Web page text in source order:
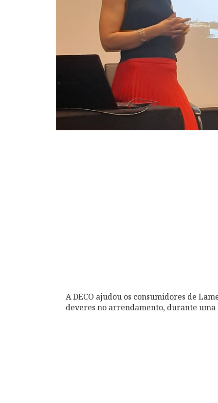
A DECO ajudou os consumidores de
deveres no arrendamento, durante